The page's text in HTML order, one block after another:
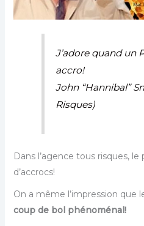
J’adore quand un
accro!
John “Hannibal”
Risques)
Dans l’agence tous risques,
d’accrocs!
On a même l’impression que
coup de bol phénoménal!